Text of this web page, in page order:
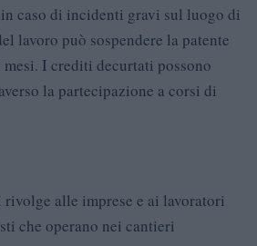
caso di incidenti gravi sul luogo di
lavoro può sospendere la patente
I crediti decurtati possono
la partecipazione a corsi di
rivolge alle imprese e ai lavoratori
che operano nei cantieri